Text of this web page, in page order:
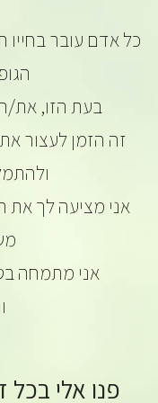
כל אדם עובר בחייו
בעת הזו, את/ה
זה הזמן לעצור
אני מציעה לך את
אני מתמחה
פנו אלי בכל